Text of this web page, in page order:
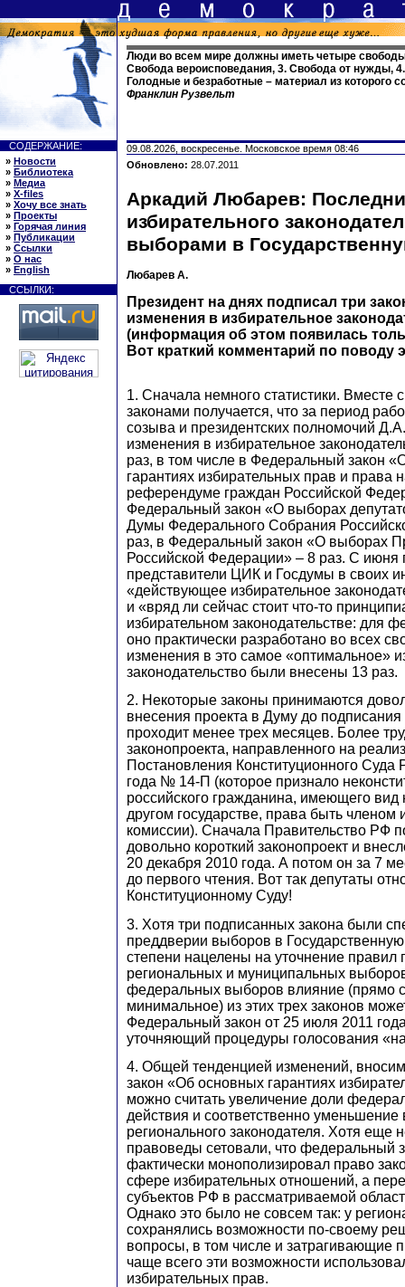
Люди во всем мире должны иметь четыре
Свобода вероисповедания, 3. Свобода от нужды,
Голодные и безработные – материал из которого
Франклин Рузвельт
СОДЕРЖАНИЕ:
» Новости
» Библиотека
» Медиа
» X-files
» Хочу все знать
» Проекты
» Горячая линия
» Публикации
» Ссылки
» О нас
» English
ССЫЛКИ:
09.08.2026, воскресенье. Московское время 08:46
Обновлено: 28.07.2011
Аркадий Любарев:
избирательного
выборами в
Любарев А.
Президент на днях подписал три
изменения в избирательное
(информация об этом появилась
Вот краткий комментарий по поводу
1. Сначала немного статистики. Вместе
законами получается, что за период
созыва и президентских полномочий
изменения в избирательное
раз, в том числе в Федеральный закон
гарантиях избирательных прав и права
референдуме граждан Российской
Федеральный закон «О выборах
Думы Федерального Собрания
раз, в Федеральный закон «О выборах
Российской Федерации» – 8 раз. С июня
представители ЦИК и Госдумы в своих
«действующее избирательное
и «вряд ли сейчас стоит что-то
избирательном законодательстве: для
оно практически разработано во всех
изменения в это самое «оптимальное»
законодательство были внесены 13 раз.
2. Некоторые законы принимаются
внесения проекта в Думу до
проходит менее трех месяцев. Более
законопроекта, направленного на
Постановления Конституционного
года № 14-П (которое признало
российского гражданина, имеющего вид
другом государстве, права быть членом
комиссии). Сначала Правительство РФ
довольно короткий законопроект и
20 декабря 2010 года. А потом он за 7
до первого чтения. Вот так депутаты
Конституционному Суду!
3. Хотя три подписанных закона были
преддверии выборов в
степени нацелены на уточнение правил
региональных и муниципальных
федеральных выборов влияние (прямо
минимальное) из этих трех законов
Федеральный закон от 25 июля 2011
уточняющий процедуры голосования
4. Общей тенденцией изменений,
закон «Об основных гарантиях
можно считать увеличение доли
действия и соответственно уменьшение
регионального законодателя. Хотя еще
правоведы сетовали, что федеральный
фактически монополизировал право
сфере избирательных отношений, а
субъектов РФ в рассматриваемой
Однако это было не совсем так: у
сохранялись возможности по-своему
вопросы, в том числе и затрагивающие
чаще всего эти возможности
избирательных прав.